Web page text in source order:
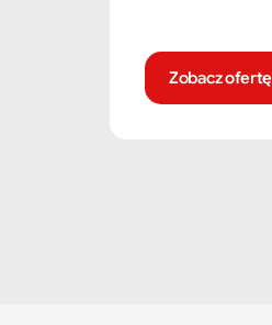
Zobacz